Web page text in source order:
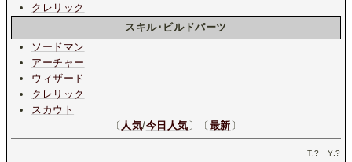
クレリック
スキル･ビルドパーツ
ソードマン
アーチャー
ウィザード
クレリック
スカウト
〔 人気/今日人気〕〔最新〕
T.? Y.?